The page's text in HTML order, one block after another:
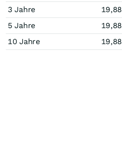
3 Jahre
19,88
5 Jahre
19,88
10 Jahre
19,88